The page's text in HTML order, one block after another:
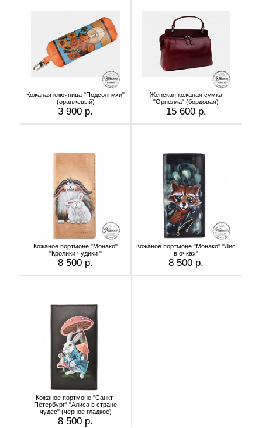
Кожаная ключница "Подсолнухи"
(оранжевый)
3 900 р.
Женская кожаная сумка
"Орнелла" (бордовая)
15 600 р.
Кожаное портмоне "Монако"
"Кролики чудики "
8 500 р.
Кожаное портмоне "Монако" "Лис
в очках"
8 500 р.
Кожаное портмоне "Санкт-
Петербург" "Алиса в стране
чудес" (черное гладкое)
8 500 р.